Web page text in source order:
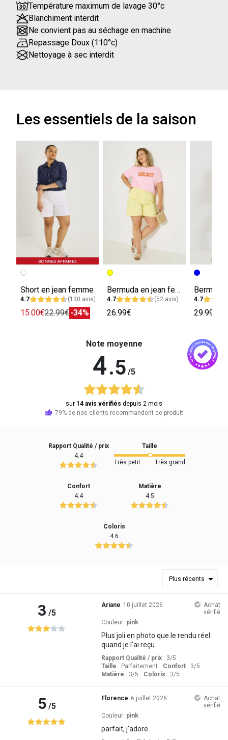
Température maximum de lavage 30°c
Blanchiment interdit
Ne convient pas au séchage en machine
Repassage Doux (110°c)
Nettoyage à sec interdit
Les essentiels de la saison
Short en jean femme
4.7 (130 avis)
15.00€22.99€-34%
Bermuda en jean femme
4.7 (52 avis)
26.99€
4.7
29.99€
Note moyenne
4.5 /5
sur 14 avis vérifiés depuis 2 mois
79% de nos clients recommandent ce produit
Rapport Qualité / prix
4.4
Taille
Très petit Très grand
Confort
4.4
Matière
4.5
Coloris
4.6
Plus récents
3 /5
Ariane 10 juillet 2026
Achat
vérifié
Couleur: pink
Plus joli en photo que le rendu réel
quand je l'ai reçu
Rapport Qualité / prix: 3/5
Taille : Parfaitement Confort: 3/5
Matière : 3/5 Coloris : 3/5
5/5
Florence 6 juillet 2026
Achat
vérifié
Couleur: pink
parfait, j'adore